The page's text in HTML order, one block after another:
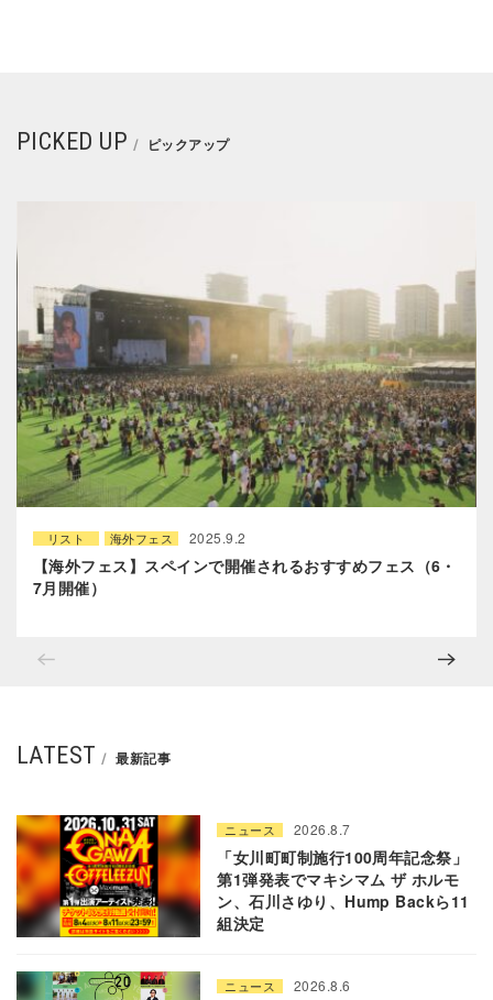
PICKED UP ピックアップ
リスト 海外フェス 2025.9.2
【海外フェス】スペインで開催されるおすすめフェス（6・
7月開催）
LATEST 最新記事
ニュース 2026.8.7
「女川町町制施行100周年記念祭」
第1弾発表でマキシマム ザ ホルモ
ン、石川さゆり、Hump Backら11
組決定
ニュース 2026.8.6